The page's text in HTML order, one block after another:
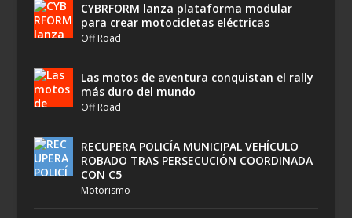
CYBRFORM lanza plataforma modular
para crear motocicletas eléctricas
Off Road
Las motos de aventura conquistan el rally
más duro del mundo
Off Road
RECUPERA POLICÍA MUNICIPAL VEHÍCULO
ROBADO TRAS PERSECUCIÓN COORDINADA
CON C5
Motorismo